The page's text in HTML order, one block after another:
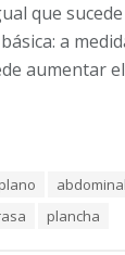
que
a
aumentar
plancha